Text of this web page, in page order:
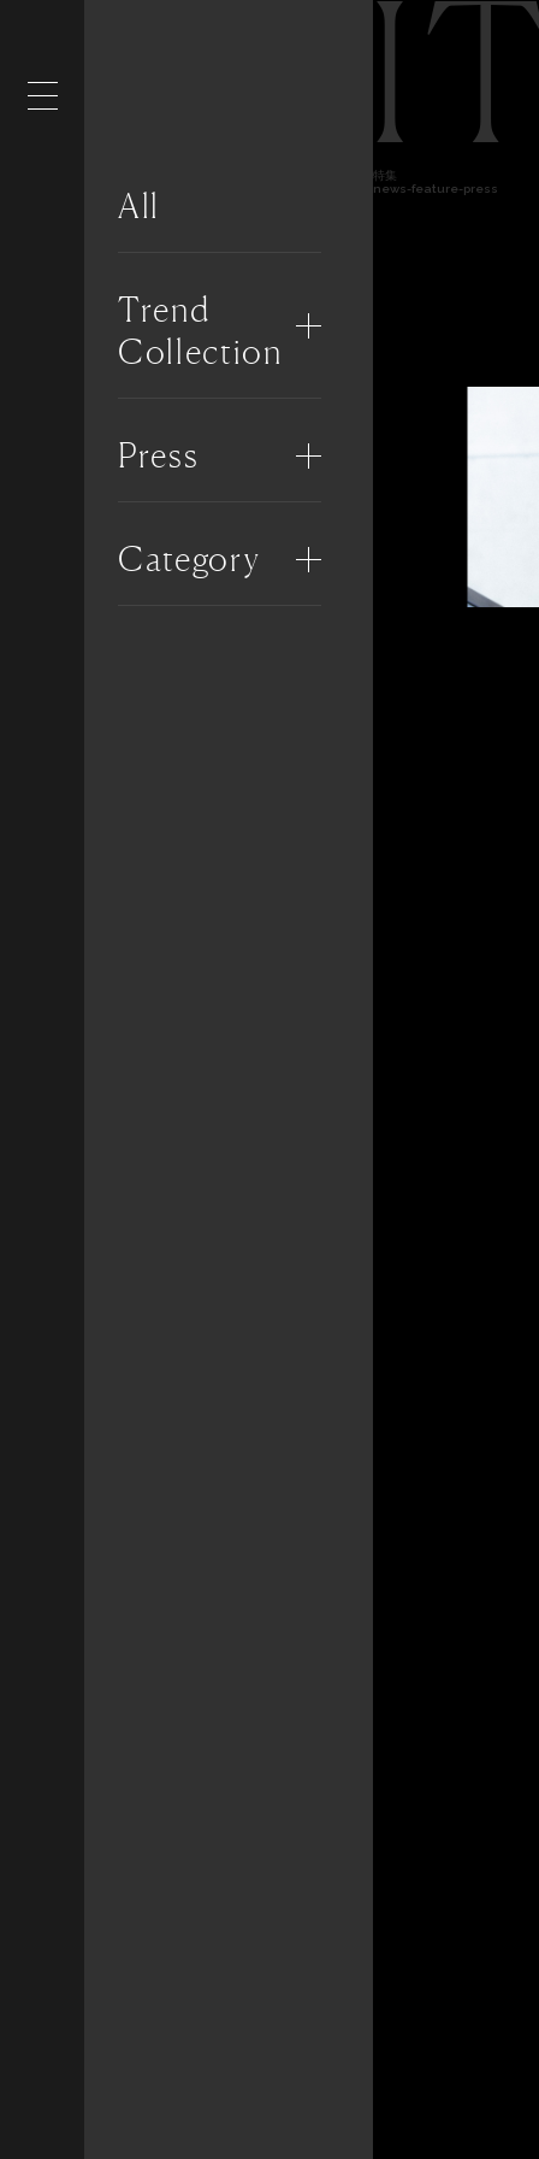
All
Trend
Collection
Press
Category
特集
news-feature-press